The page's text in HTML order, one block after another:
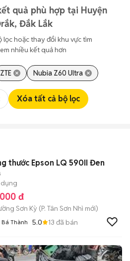
quả phù hợp tại Huyện
Đắk Lắk
lọc hoặc thay đổi khu vực tìm
nhiều kết quả hơn
ZTE Nubia Z60 Ultra
Xóa tất cả bộ lọc
thước Epson LQ 590II Đen
đ
Sơn Kỳ (P. Tân Sơn Nhì mới)
Bá Thành 5.0 13 đã bán